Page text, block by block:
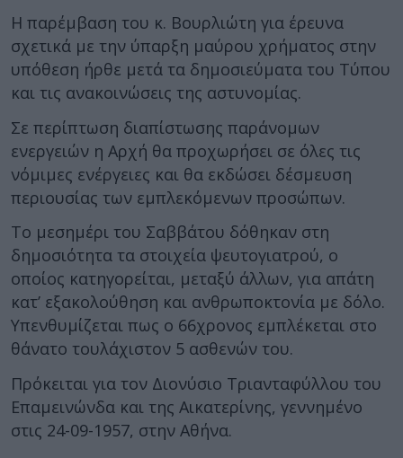
Η παρέμβαση του κ. Βουρλιώτη για έρευνα
σχετικά με την ύπαρξη μαύρου χρήματος στην
υπόθεση ήρθε μετά τα δημοσιεύματα του Τύπου
και τις ανακοινώσεις της αστυνομίας.
Σε περίπτωση διαπίστωσης παράνομων
ενεργειών η Αρχή θα προχωρήσει σε όλες τις
νόμιμες ενέργειες και θα εκδώσει δέσμευση
περιουσίας των εμπλεκόμενων προσώπων.
Το μεσημέρι του Σαββάτου δόθηκαν στη
δημοσιότητα τα στοιχεία ψευτογιατρού, ο
οποίος κατηγορείται, μεταξύ άλλων, για απάτη
κατ’ εξακολούθηση και ανθρωποκτονία με δόλο.
Υπενθυμίζεται πως ο 66χρονος εμπλέκεται στο
θάνατο τουλάχιστον 5 ασθενών του.
Πρόκειται για τον Διονύσιο Τριανταφύλλου του
Επαμεινώνδα και της Αικατερίνης, γεννημένο
στις 24-09-1957, στην Αθήνα.